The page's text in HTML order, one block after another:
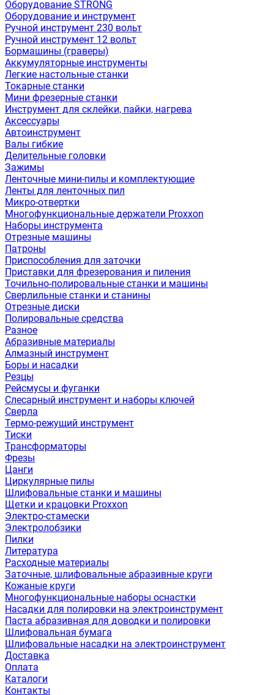
Оборудование STRONG
Оборудование и инструмент
Ручной инструмент 230 вольт
Ручной инструмент 12 вольт
Бормашины (граверы)
Аккумуляторные инструменты
Легкие настольные станки
Токарные станки
Мини фрезерные станки
Инструмент для склейки, пайки, нагрева
Аксессуары
Автоинструмент
Валы гибкие
Делительные головки
Зажимы
Ленточные мини-пилы и комплектующие
Ленты для ленточных пил
Микро-отвертки
Многофункциональные держатели Proxxon
Наборы инструмента
Отрезные машины
Патроны
Приспособления для заточки
Приставки для фрезерования и пиления
Точильно-полировальные станки и машины
Сверлильные станки и станины
Отрезные диски
Полировальные средства
Разное
Абразивные материалы
Алмазный инструмент
Боры и насадки
Резцы
Рейсмусы и фуганки
Слесарный инструмент и наборы ключей
Сверла
Термо-режущий инструмент
Тиски
Трансформаторы
Фрезы
Цанги
Циркулярные пилы
Шлифовальные станки и машины
Щетки и крацовки Proxxon
Электро-стамески
Электролобзики
Пилки
Литература
Расходные материалы
Заточные, шлифовальные абразивные круги
Кожаные круги
Многофункциональные наборы оснастки
Насадки для полировки на электроинструмент
Паста абразивная для доводки и полировки
Шлифовальная бумага
Шлифовальные насадки на электроинструмент
Доставка
Оплата
Каталоги
Контакты